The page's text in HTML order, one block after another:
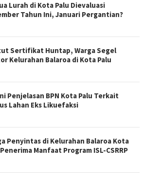
Lurah di Kota Palu Dievaluasi
Tahun Ini, Januari Pergantian?
Sertifikat Huntap, Warga Segel
Kelurahan Balaroa di Kota Palu
Penjelasan BPN Kota Palu Terkait
Lahan Eks Likuefaksi
Penyintas di Kelurahan Balaroa Kota
Manfaat Program ISL-CSRRP